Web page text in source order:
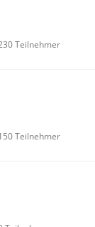
Teilnehmer
Teilnehmer